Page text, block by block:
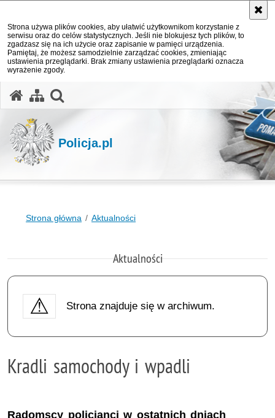
Strona używa plików cookies, aby ułatwić użytkownikom korzystanie z
serwisu oraz do celów statystycznych. Jeśli nie blokujesz tych plików, to
zgadzasz się na ich użycie oraz zapisanie w pamięci urządzenia.
Pamiętaj, że możesz samodzielnie zarządzać cookies, zmieniając
ustawienia przeglądarki. Brak zmiany ustawienia przeglądarki oznacza
wyrażenie zgody.
Policja.pl
Strona główna Aktualności
Aktualności
Strona znajduje się w archiwum.
Kradli samochody i wpadli
Radomscy policjanci w ostatnich dniach